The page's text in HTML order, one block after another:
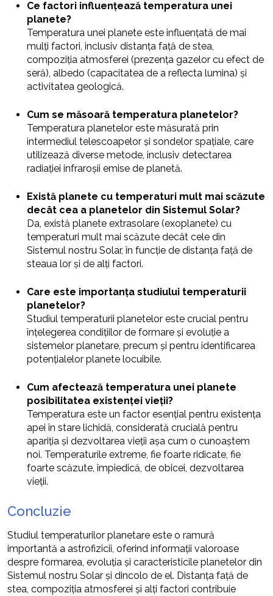
Ce factori influențează temperatura unei
planete?
Temperatura unei planete este influențată de mai
mulți factori, inclusiv distanța față de stea,
compoziția atmosferei (prezența gazelor cu efect de
seră), albedo (capacitatea de a reflecta lumina) și
activitatea geologică.
Cum se măsoară temperatura planetelor?
Temperatura planetelor este măsurată prin
intermediul telescoapelor și sondelor spațiale, care
utilizează diverse metode, inclusiv detectarea
radiației infraroșii emise de planetă.
Există planete cu temperaturi mult mai scăzute
decât cea a planetelor din Sistemul Solar?
Da, există planete extrasolare (exoplanete) cu
temperaturi mult mai scăzute decât cele din
Sistemul nostru Solar, în funcție de distanța față de
steaua lor și de alți factori.
Care este importanța studiului temperaturii
planetelor?
Studiul temperaturii planetelor este crucial pentru
înțelegerea condițiilor de formare și evoluție a
sistemelor planetare, precum și pentru identificarea
potențialelor planete locuibile.
Cum afectează temperatura unei planete
posibilitatea existenței vieții?
Temperatura este un factor esențial pentru existența
apei în stare lichidă, considerată crucială pentru
apariția și dezvoltarea vieții așa cum o cunoaștem
noi. Temperaturile extreme, fie foarte ridicate, fie
foarte scăzute, împiedică, de obicei, dezvoltarea
vieții.
Concluzie
Studiul temperaturilor planetare este o ramură
importantă a astrofizicii, oferind informații valoroase
despre formarea, evoluția și caracteristicile planetelor din
Sistemul nostru Solar și dincolo de el. Distanța față de
stea, compoziția atmosferei și alți factori contribuie